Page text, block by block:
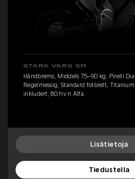
STARK VARG SM
Håndbrems, Middels 75–90 kg, Pirelli
Regelmessig, Standard fotbrett,
inkludert, 80 hv:n Alfa
Lisätietoja
Tiedustella